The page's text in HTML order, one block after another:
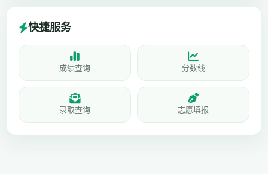
快捷服务
成绩查询 分数线
录取查询 志愿填报